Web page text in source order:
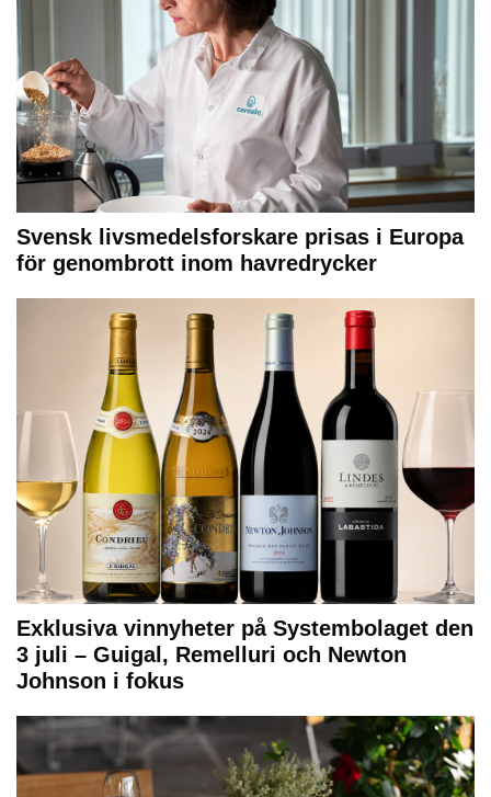
Svensk livsmedelsforskare prisas i Europa
för genombrott inom havredrycker
Exklusiva vinnyheter på Systembolaget den
3 juli – Guigal, Remelluri och Newton
Johnson i fokus